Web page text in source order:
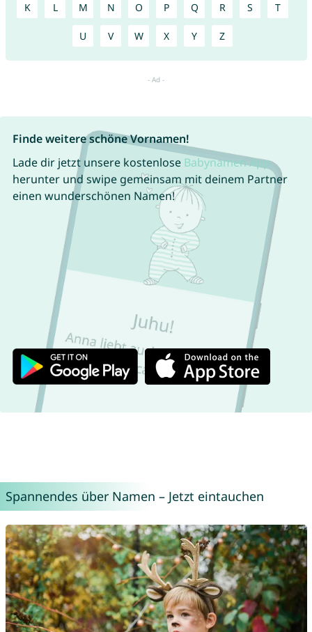
K L M N O P Q R S T
U V W X Y Z
Finde weitere schöne Vornamen!
Lade dir jetzt unsere kostenlose Babynamen App
herunter und swipe gemeinsam mit deinem Partner
einen wunderschönen Namen!
Spannendes über Namen – Jetzt eintauchen